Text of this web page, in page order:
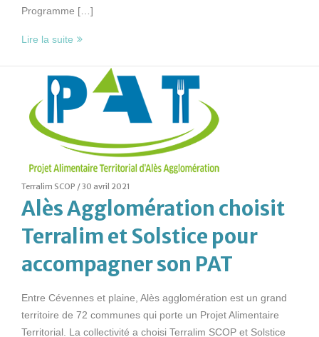
Programme […]
Lire la suite
Terralim SCOP /30 avril 2021
Alès Agglomération choisit
Terralim et Solstice pour
accompagner son PAT
Entre Cévennes et plaine, Alès agglomération est un grand
territoire de 72 communes qui porte un Projet Alimentaire
Territorial. La collectivité a choisi Terralim SCOP et Solstice